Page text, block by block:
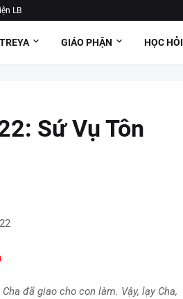
LB
GIÁO PHẬN HỌC HỎI
Sứ Vụ Tôn
đã giao cho con làm. Vậy, lạy Cha,